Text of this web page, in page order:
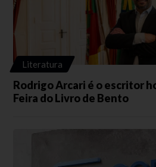
Literatura
Rodrigo Arcari é o escritor
Feira do Livro de Bento